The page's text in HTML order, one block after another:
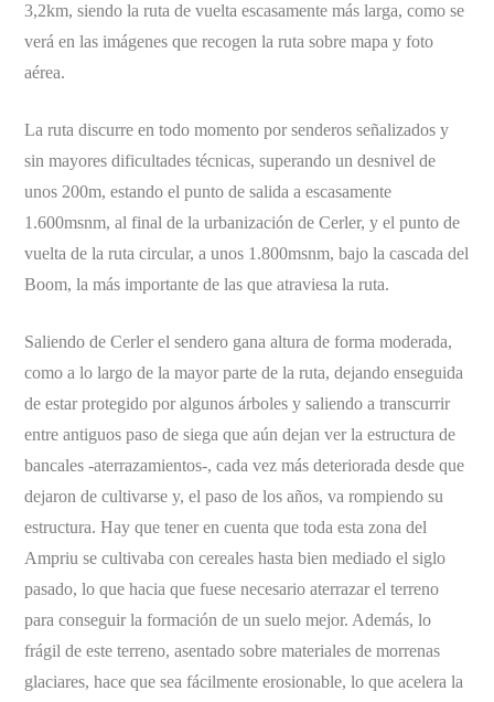
3,2km, siendo la ruta de vuelta escasamente más larga, como se
verá en las imágenes que recogen la ruta sobre mapa y foto
aérea.
La ruta discurre en todo momento por senderos señalizados y
sin mayores dificultades técnicas, superando un desnivel de
unos 200m, estando el punto de salida a escasamente
1.600msnm, al final de la urbanización de Cerler, y el punto de
vuelta de la ruta circular, a unos 1.800msnm, bajo la cascada del
Boom, la más importante de las que atraviesa la ruta.
Saliendo de Cerler el sendero gana altura de forma moderada,
como a lo largo de la mayor parte de la ruta, dejando enseguida
de estar protegido por algunos árboles y saliendo a transcurrir
entre antiguos paso de siega que aún dejan ver la estructura de
bancales -aterrazamientos-, cada vez más deteriorada desde que
dejaron de cultivarse y, el paso de los años, va rompiendo su
estructura. Hay que tener en cuenta que toda esta zona del
Ampriu se cultivaba con cereales hasta bien mediado el siglo
pasado, lo que hacia que fuese necesario aterrazar el terreno
para conseguir la formación de un suelo mejor. Además, lo
frágil de este terreno, asentado sobre materiales de morrenas
glaciares, hace que sea fácilmente erosionable, lo que acelera la